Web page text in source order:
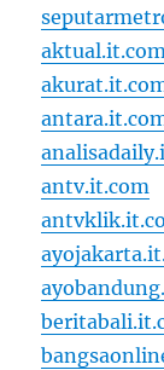
antv.it.com